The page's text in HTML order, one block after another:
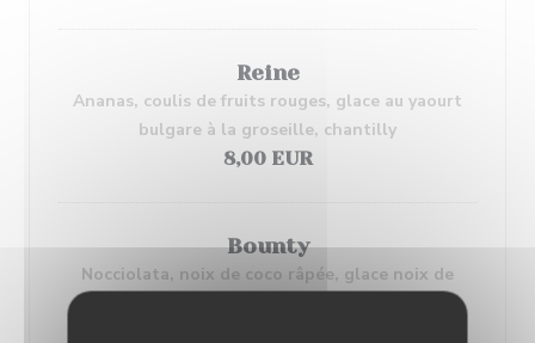
Reine
Ananas, coulis de fruits rouges, glace au yaourt
bulgare à la groseille, chantilly
8,00 EUR
Bounty
Nocciolata, noix de coco râpée, glace noix de